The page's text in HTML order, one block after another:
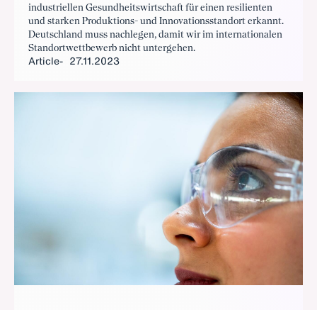
industriellen Gesundheitswirtschaft für einen resilienten
und starken Produktions- und Innovationsstandort erkannt.
Deutschland muss nachlegen, damit wir im internationalen
Standortwettbewerb nicht untergehen.
Article 27.11.2023